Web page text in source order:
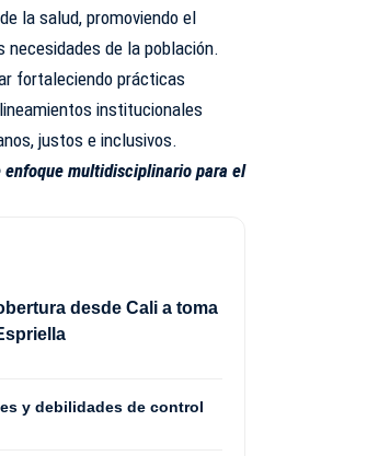
la salud, promoviendo el
de la población.
fortaleciendo prácticas
institucionales
justos e inclusivos.
enfoque multidisciplinario para el
desde Cali a toma
y debilidades de control